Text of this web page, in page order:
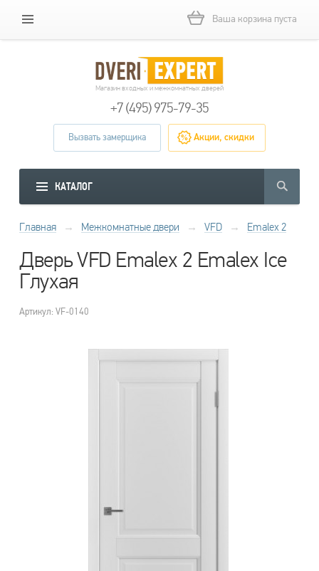
Ваша корзина пуста
Магазин входных и межкомнатных дверей
+7 (495) 975-79-35
Вызвать замерщика Акции, скидки
КАТАЛОГ
Главная → Межкомнатные двери → VFD → Emalex 2
Дверь VFD Emalex 2 Emalex Ice
Глухая
Артикул: VF-0140